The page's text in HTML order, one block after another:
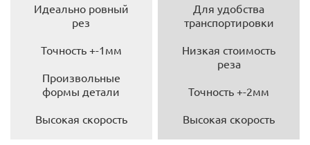
Идеально ровный
рез
Точность +-1мм
Произвольные
формы детали
Высокая скорость
Для удобства
транспортировки
Низкая стоимость
реза
Точность +-2мм
Высокая скорость